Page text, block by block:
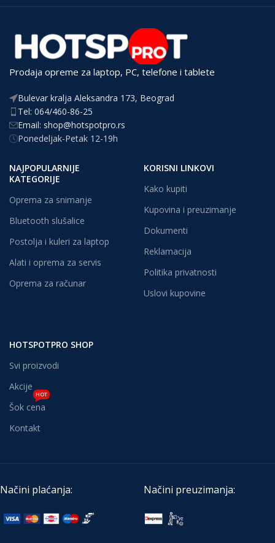
Prodaja opreme za laptop, PC, telefone i tablete
Bulevar kralja Aleksandra 173, Beograd
Tel: 064/460-86-25
Email: shop@hotspotpro.rs
Ponedeljak-Petak 12-19h
NAJPOPULARNIJE
KATEGORIJE
Oprema za snimanje
Bluetooth slušalice
Postolja i kuleri za laptop
Alati i oprema za servis
Oprema za računar
KORISNI LINKOVI
Kako kupiti
Kupovina i preuzimanje
Dokumenti
Reklamacija
Politika privatnosti
Uslovi kupovine
HOTSPOTPRO SHOP
Svi proizvodi
Akcije
Šok cena
HOT
Kontakt
Načini plaćanja: Načini preuzimanja: